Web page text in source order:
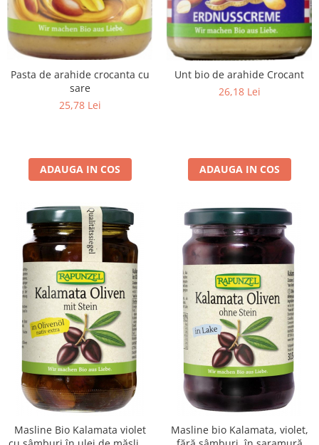
Pasta de arahide crocanta cu
sare
25,78 Lei
ADAUGA IN COS
Unt bio de arahide Crocant
26,18 Lei
ADAUGA IN COS
Masline Bio Kalamata violet
Masline bio Kalamata, violet,